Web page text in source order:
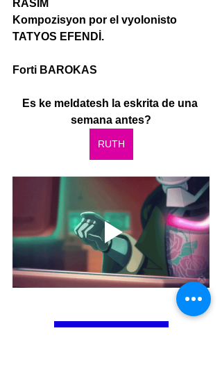
RASİM
Kompozisyon por el vyolonisto
TATYOS EFENDİ.
Forti BAROKAS
Es ke meldatesh la eskrita de una
semana antes?
RUTH